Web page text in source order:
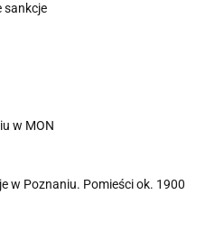
sankcje
w MON
w Poznaniu. Pomieści ok. 1900